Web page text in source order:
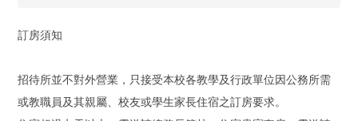
訂房須知
招待所並不對外營業，只接受本校各教學及行政單位因公務所需
或教職員及其親屬、校友或學生家長住宿之訂房要求。